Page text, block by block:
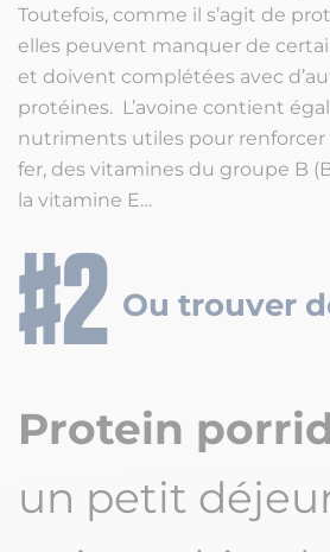
Toutefois, comme il s’agit de
elles peuvent manquer de
et doivent complétées avec
protéines. L’avoine contient
nutriments utiles pour renforcer
fer, des vitamines du groupe B
la vitamine E…
Ou trouver
Protein
un petit